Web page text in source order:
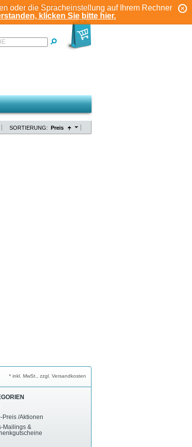
oder die Spracheinstellung auf Ihrem Rechner
klicken Sie bitte hier.
KONTO
REGISTRIEREN
SORTIERUNG: Preis
* inkl. MwSt., zzgl. Versandkosten
Preis /Aktionen
Mailings &